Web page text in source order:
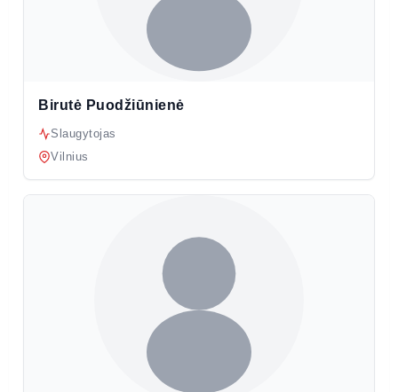
Birutė Puodžiūnienė
Slaugytojas
Vilnius